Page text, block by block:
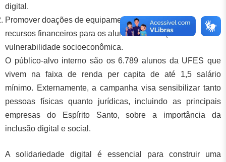
digital.
Promover doações de equipamentos de informática e
recursos financeiros para os alunos em situação de
vulnerabilidade socioeconômica.
O público-alvo interno são os 6.789 alunos da UFES que
vivem na faixa de renda per capita de até 1,5 salário
mínimo. Externamente, a campanha visa sensibilizar tanto
pessoas físicas quanto jurídicas, incluindo as principais
empresas do Espírito Santo, sobre a importância da
inclusão digital e social.
A solidariedade digital é essencial para construir uma